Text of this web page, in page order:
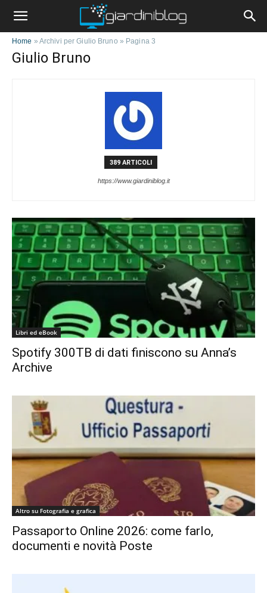
Home » Archivi per Giulio Bruno » Pagina 3
Giulio Bruno
389 ARTICOLI
https://www.giardiniblog.it
Libri ed eBook
Spotify 300TB di dati finiscono su Anna’s
Archive
Altro su Fotografia e grafica
Passaporto Online 2026: come farlo,
documenti e novità Poste